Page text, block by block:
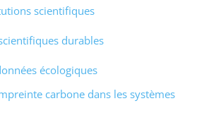
scientifiques
durables
écologiques
carbone dans les systèmes